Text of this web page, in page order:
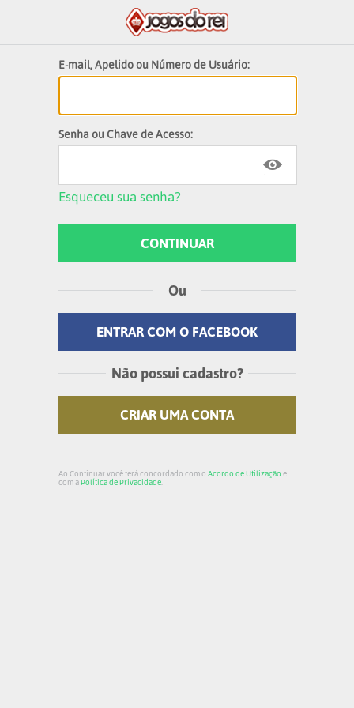
E-mail, Apelido ou Número de Usuário:
Senha ou Chave de Acesso:
Esqueceu sua senha?
Ou
ENTRAR COM O FACEBOOK
Não possui cadastro?
CRIAR UMA CONTA
Ao Continuar você terá concordado com o Acordo de Utilização e
com aPolítica de Privacidade